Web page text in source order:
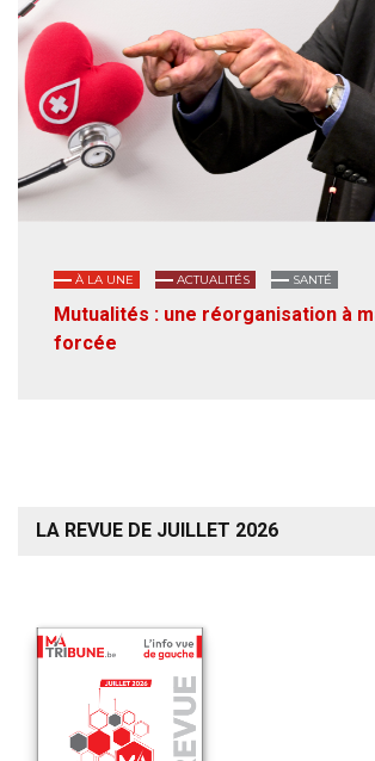
À LA UNE ACTUALITÉS SANTÉ
Mutualités : une réorganisation à
forcée
LA REVUE DE JUILLET 2026